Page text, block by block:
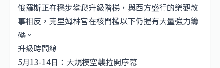
俄羅斯正在穩步攀爬升級階梯，與西方盛行的樂觀敘
事相反，克里姆林宮在核門檻以下仍握有大量強力籌
碼。
升級時間線
5月13-14日：大規模空襲拉開序幕